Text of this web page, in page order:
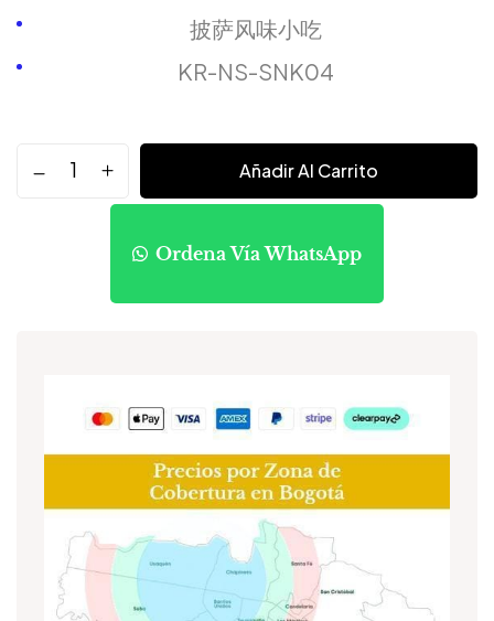
披萨风味小吃
KR-NS-SNK04
Añadir Al Carrito
Ordena Vía WhatsApp